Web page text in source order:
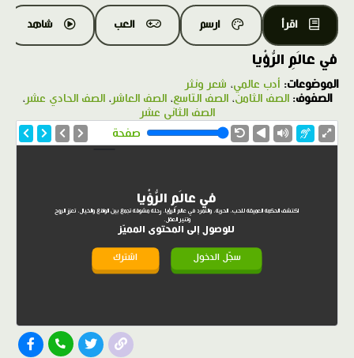
اقرأ ارسم العب شاهد
في عالَمِ الرُّؤْيا
الموضوعات: أدب عالمي، شعر ونثر
الصفوف: الصف الثامن، الصف التاسع، الصف العاشر، الصف الحادي عشر،
الصف الثاني عشر
صفحة
في عالَمِ الرُّؤْيا
اكتشف الحكمة العميقة للحب، الحرية، والتمرد في عالم الرؤيا. رحلة مشوقة تجمع بين الواقع والخيال، تعزز الروح
وتنير العقل.
للوصول إلى المحتوى المميّز
سجّل الدخول اشترك